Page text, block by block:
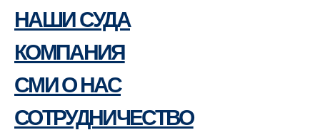
НАШИ СУДА
КОМПАНИЯ
СМИ О НАС
СОТРУДНИЧЕСТВО